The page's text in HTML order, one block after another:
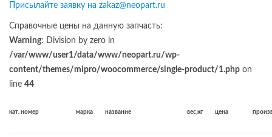
Присылайте заявку на zakaz@neopart.ru
Справочные цены на данную запчасть:
Warning: Division by zero in
/var/www/user1/data/www/neopart.ru/wp-
content/themes/mipro/woocommerce/single-product/1.php on
line 44
кат. номер марка название вес,кг цена